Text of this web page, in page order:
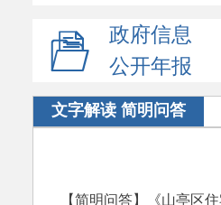
政府信息
公开年报